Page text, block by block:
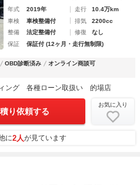
年式 2019年 走行
10.4万km
車検
車検整備付 排気
2200cc
整備
法定整備付 修復
なし
保証
保証付 (12ヶ月・走行無制限)
OBD診断済み
オンライン商談可
ング 各種ローン取扱い 的場店
り依頼する
お気に入り
に2人が見ています